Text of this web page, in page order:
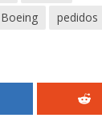
pedidos